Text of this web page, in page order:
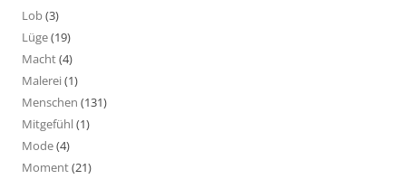
Lob(3)
Lüge(19)
Macht(4)
Malerei(1)
Menschen (131)
Mitgefühl(1)
Mode(4)
Moment(21)